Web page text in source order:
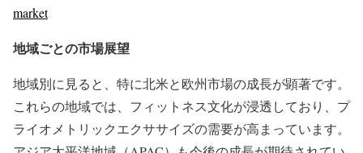
market
地域ごとの市場展望
地域別に見ると、特に北米と欧州市場の成長が顕著です。
これらの地域では、フィットネス文化が浸透しており、プ
ライオメトリックエクササイズの需要が高まっています。